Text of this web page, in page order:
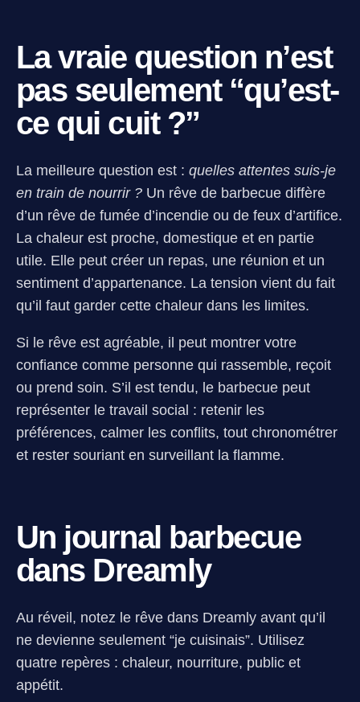
La vraie question n’est
pas seulement “qu’est-
ce qui cuit ?”
La meilleure question est : quelles attentes suis-je
en train de nourrir ? Un rêve de barbecue diffère
d’un rêve de fumée d’incendie ou de feux d’artifice.
La chaleur est proche, domestique et en partie
utile. Elle peut créer un repas, une réunion et un
sentiment d’appartenance. La tension vient du fait
qu’il faut garder cette chaleur dans les limites.
Si le rêve est agréable, il peut montrer votre
confiance comme personne qui rassemble, reçoit
ou prend soin. S’il est tendu, le barbecue peut
représenter le travail social : retenir les
préférences, calmer les conflits, tout chronométrer
et rester souriant en surveillant la flamme.
Un journal barbecue
dans Dreamly
Au réveil, notez le rêve dans Dreamly avant qu’il
ne devienne seulement “je cuisinais”. Utilisez
quatre repères : chaleur, nourriture, public et
appétit.